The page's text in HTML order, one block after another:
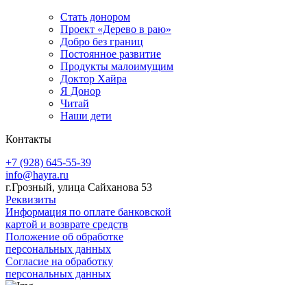
Стать донором
Проект «Дерево в раю»
Добро без границ
Постоянное развитие
Продукты малоимущим
Доктор Хайра
Я Донор
Читай
Наши дети
Контакты
+7 (928) 645-55-39
info@hayra.ru
г.Грозный, улица Сайханова 53
Реквизиты
Информация по оплате банковской
картой и возврате средств
Положение об обработке
персональных данных
Согласие на обработку
персональных данных